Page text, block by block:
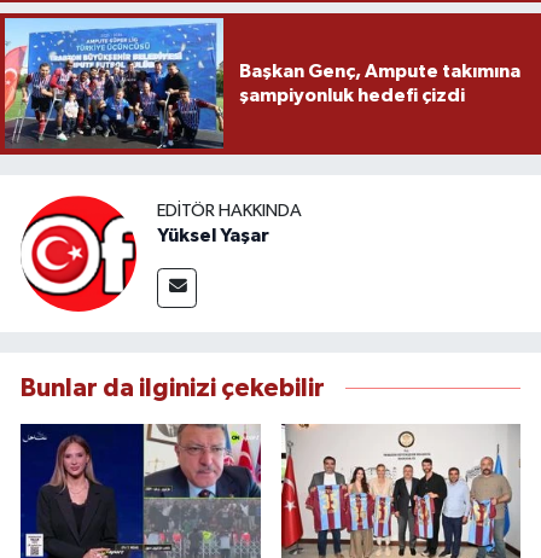
Başkan Genç, Ampute takımına
şampiyonluk hedefi çizdi
EDITÖR HAKKINDA
Yüksel Yaşar
Bunlar da ilginizi çekebilir